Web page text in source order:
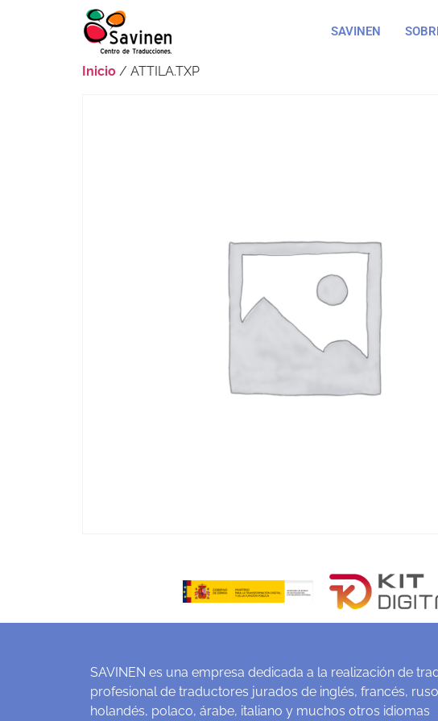
SAVINEN
Inicio / ATTILA.TXP
SAVINEN es una empresa dedicada a la realización de
profesional de traductores jurados de inglés, francés,
holandés, polaco, árabe, italiano y muchos otros idiomas